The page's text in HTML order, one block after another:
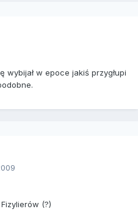
wybijał w epoce jakiś przygłupi
(?)